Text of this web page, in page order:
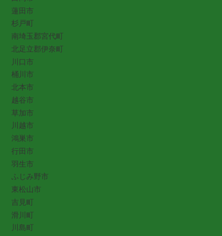
蓮田市
杉戸町
南埼玉郡宮代町
北足立郡伊奈町
川口市
桶川市
北本市
越谷市
草加市
川越市
鴻巣市
行田市
羽生市
ふじみ野市
東松山市
吉見町
滑川町
川島町